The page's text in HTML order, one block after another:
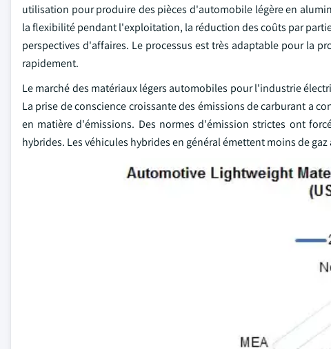
utilisation pour produire des pièces d'automobile légère en
la flexibilité pendant l'exploitation, la réduction des coûts par
perspectives d'affaires. Le processus est très adaptable pour la
rapidement.
Le marché des matériaux légers automobiles pour l'industrie
La prise de conscience croissante des émissions de carburant a
en matière d'émissions. Des normes d'émission strictes ont
hybrides. Les véhicules hybrides en général émettent moins de